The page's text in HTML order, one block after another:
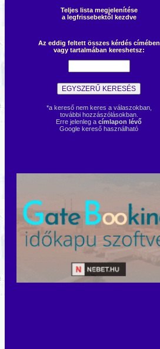
Teljes lista megjelenítése
a legfrissebektől kezdve
Az eddig feltett összes kérdés címében
vagy tartalmában kereshetsz:
*a kereső nem keres a válaszokban,
további hozzászólásokban.
Erre jelenleg a címlapon lévő
Google kereső használható